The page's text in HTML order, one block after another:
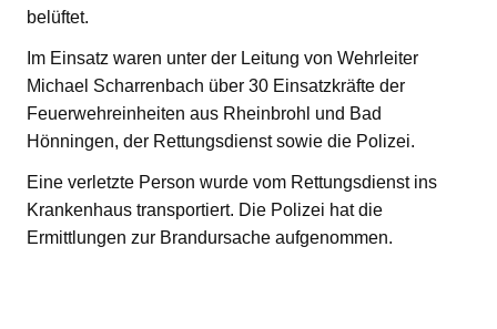
belüftet.
Im Einsatz waren unter der Leitung von Wehrleiter
Michael Scharrenbach über 30 Einsatzkräfte der
Feuerwehreinheiten aus Rheinbrohl und Bad
Hönningen, der Rettungsdienst sowie die Polizei.
Eine verletzte Person wurde vom Rettungsdienst ins
Krankenhaus transportiert. Die Polizei hat die
Ermittlungen zur Brandursache aufgenommen.